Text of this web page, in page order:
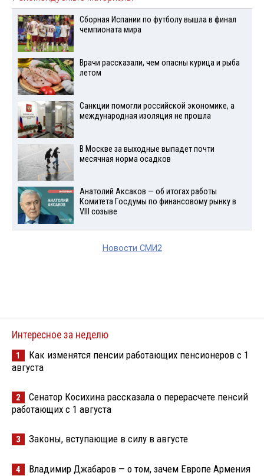
Сборная Испании по футболу вышла в финал
чемпионата мира
Врачи рассказали, чем опасны курица и рыба
летом
Санкции помогли российской экономике, а
международная изоляция не прошла
В Москве за выходные выпадет почти
месячная норма осадков
Анатолий Аксаков — об итогах работы
Комитета Госдумы по финансовому рынку в
VIII созыве
Новости СМИ2
Интересное за неделю
1
Как изменятся пенсии работающих пенсионеров с 1
августа
2
Сенатор Косихина рассказала о перерасчете пенсий
работающих с 1 августа
3 Законы, вступающие в силу в августе
4 Владимир Джабаров — о том, зачем Европе Армения